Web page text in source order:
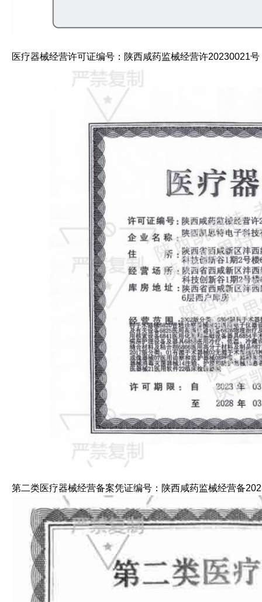
医疗器械经营许可证编号：陕西咸药监械经营许20230021号
第二类医疗器械经营备案凭证编号：陕西咸药监械经营备